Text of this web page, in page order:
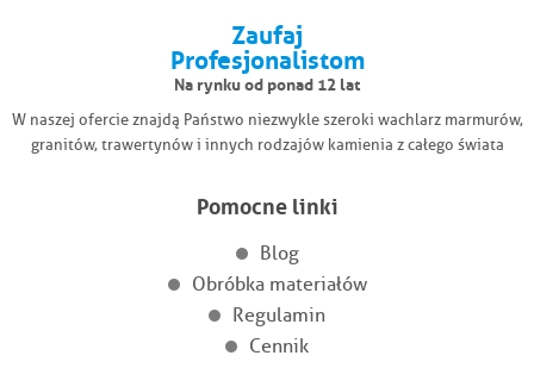
Zaufaj
Profesjonalistom
Na rynku od ponad 12 lat
W naszej ofercie znajdą Państwo niezwykle szeroki wachlarz marmurów,
granitów, trawertynów i innych rodzajów kamienia z całego świata
Pomocne linki
Blog
Obróbka materiałów
Regulamin
Cennik